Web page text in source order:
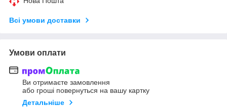
Всі умови доставки
Умови оплати
Ви отримаєте замовлення
або гроші повернуться на вашу картку
Детальніше